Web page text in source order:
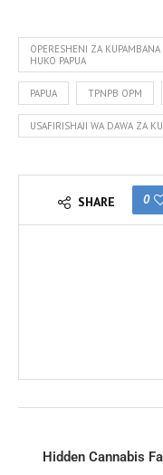
OPERESHENI ZA
HUKO PAPUA
PAPUA TPNPB OPM
USAFIRISHAJI WA DAWA ZA
SHARE 0
Hidden Cannabis